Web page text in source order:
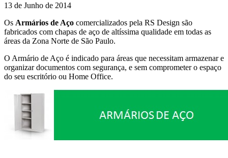
13 de Junho de 2014
Os Armários de Aço comercializados pela RS Design são
fabricados com chapas de aço de altíssima qualidade em todas as
áreas da Zona Norte de São Paulo.
O Armário de Aço é indicado para áreas que necessitam armazenar e
organizar documentos com segurança, e sem comprometer o espaço
do seu escritório ou Home Office.